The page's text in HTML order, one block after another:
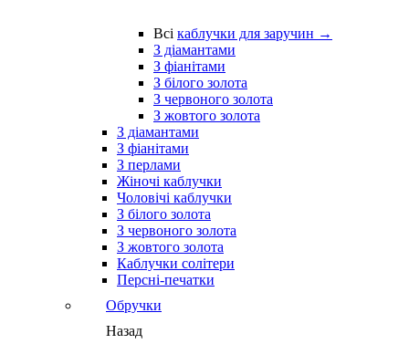
Всі каблучки для заручин →
З діамантами
З фіанітами
З білого золота
З червоного золота
З жовтого золота
З діамантами
З фіанітами
З перлами
Жіночі каблучки
Чоловічі каблучки
З білого золота
З червоного золота
З жовтого золота
Каблучки солітери
Персні-печатки
Обручки
Назад